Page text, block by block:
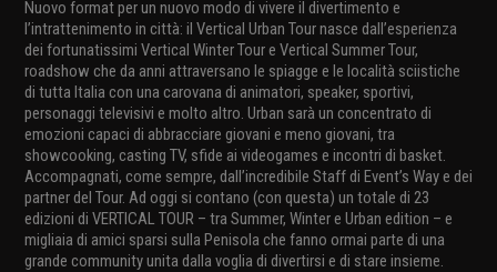
Nuovo format per un nuovo modo di vivere il divertimento e
l’intrattenimento in città: il Vertical Urban Tour nasce dall’esperienza
dei fortunatissimi Vertical Winter Tour e Vertical Summer Tour,
roadshow che da anni attraversano le spiagge e le località sciistiche
di tutta Italia con una carovana di animatori, speaker, sportivi,
personaggi televisivi e molto altro. Urban sarà un concentrato di
emozioni capaci di abbracciare giovani e meno giovani, tra
showcooking, casting TV, sfide ai videogames e incontri di basket.
Accompagnati, come sempre, dall’incredibile Staff di Event’s Way e dei
partner del Tour. Ad oggi si contano (con questa) un totale di 23
edizioni di VERTICAL TOUR – tra Summer, Winter e Urban edition – e
migliaia di amici sparsi sulla Penisola che fanno ormai parte di una
grande community unita dalla voglia di divertirsi e di stare insieme.